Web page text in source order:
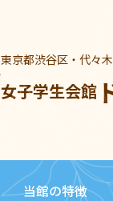
東京都渋谷区・代々
女子学生会館
当館の特徴